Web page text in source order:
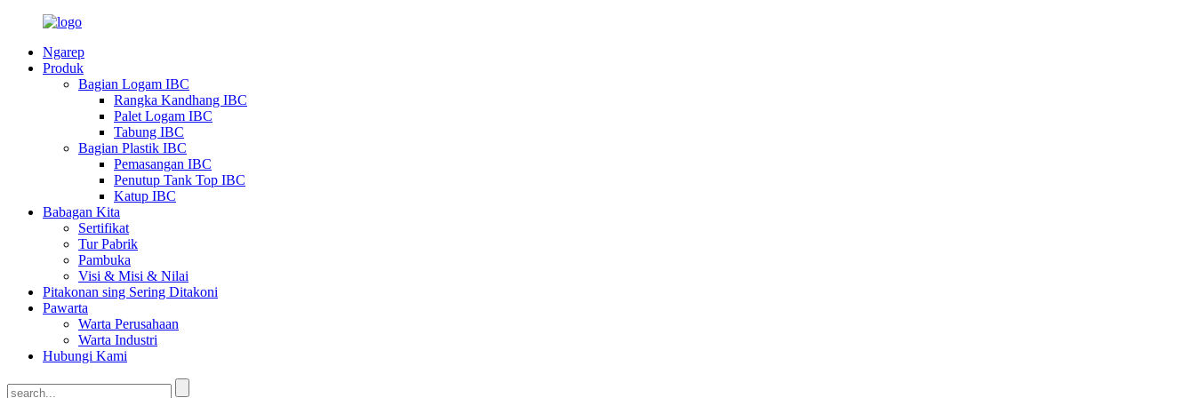
Ngarep
Produk
Bagian Logam IBC
Rangka Kandhang IBC
Palet Logam IBC
Tabung IBC
Bagian Plastik IBC
Pemasangan IBC
Penutup Tank Top IBC
Katup IBC
Babagan Kita
Sertifikat
Tur Pabrik
Pambuka
Visi & Misi & Nilai
Pitakonan sing Sering Ditakoni
Pawarta
Warta Perusahaan
Warta Industri
Hubungi Kami